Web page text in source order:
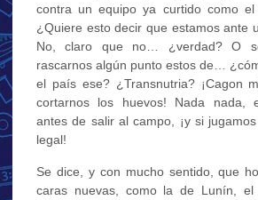
contra un equipo ya curtido como el
¿Quiere esto decir que estamos ante
No, claro que no… ¿verdad? O
rascarnos algún punto estos de…
el país ese? ¿Transnutria? ¡Cagon
cortarnos los huevos! Nada nada,
antes de salir al campo, ¡y si
legal!
Se dice, y con mucho sentido, que
caras nuevas, como la de Lunín, el